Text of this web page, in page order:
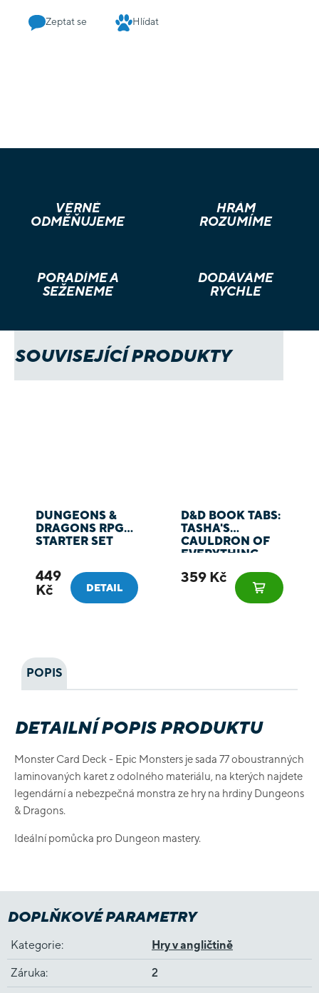
Zeptat se Hlídat
VĚRNÉ
ODMĚŇUJEME
HRÁM
ROZUMÍME
PORADÍME A
SEŽENEME
DODÁVÁME
RYCHLE
SOUVISEJÍCÍ PRODUKTY
DUNGEONS &
DRAGONS RPG
STARTER SET
449
Kč
DETAIL
D&D BOOK TABS:
TASHA'S
CAULDRON OF
EVERYTHING -
KNIHY
359 Kč
POPIS
DETAILNÍ POPIS PRODUKTU
Monster Card Deck - Epic Monsters je sada 77 oboustranných
laminovaných karet z odolného materiálu, na kterých najdete
legendární a nebezpečná monstra ze hry na hrdiny Dungeons
& Dragons.
Ideální pomůcka pro Dungeon mastery.
DOPLŇKOVÉ PARAMETRY
Kategorie: Hry v angličtině
Záruka: 2